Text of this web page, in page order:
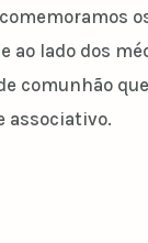
comemoramos
ao lado dos
comunhão
associativo.